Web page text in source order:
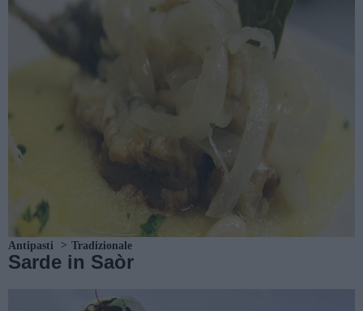
Antipasti Tradizionale
Sarde in Saòr